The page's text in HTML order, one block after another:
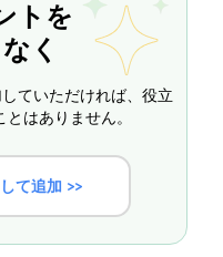
トを
く
ていただければ、役立
はありません。
て追加 >>